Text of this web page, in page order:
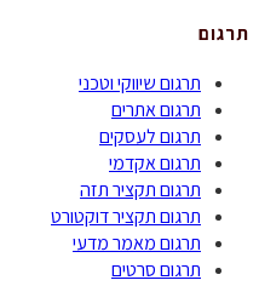
תרגום
תרגום שיווקי וטכני
תרגום אתרים
תרגום לעסקים
תרגום אקדמי
תרגום תקציר תזה
תרגום תקציר דוקטורט
תרגום מאמר מדעי
תרגום סרטים